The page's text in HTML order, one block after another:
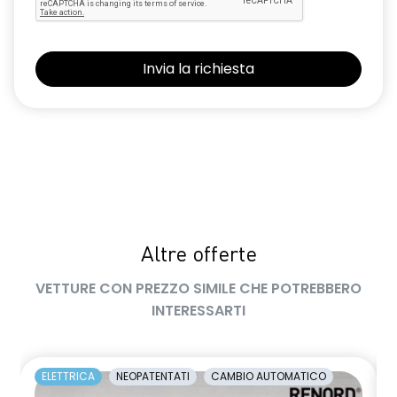
limitatore di velocità a 180 km/h
luci diurne a LED con firma luminosa C-shape
Pacchetto Guida Connessa, incluso per 5 anni
Pack standard connectivity, tramite app my rnlt
privacy glass
Altre offerte
VETTURE CON PREZZO SIMILE CHE POTREBBERO
INTERESSARTI
ELETTRICA NEOPATENTATI CAMBIO AUTOMATICO